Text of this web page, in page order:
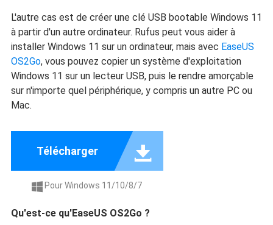
L'autre cas est de créer une clé USB bootable Windows 11
à partir d'un autre ordinateur. Rufus peut vous aider à
installer Windows 11 sur un ordinateur, mais avec EaseUS
OS2Go, vous pouvez copier un système d'exploitation
Windows 11 sur un lecteur USB, puis le rendre amorçable
sur n'importe quel périphérique, y compris un autre PC ou
Mac.
Télécharger 
 Pour Windows 11/10/8/7
Qu'est-ce qu'EaseUS OS2Go ?